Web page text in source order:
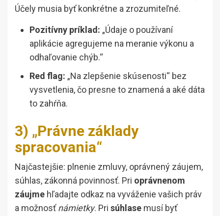
Účely musia byť konkrétne a zrozumiteľné.
Pozitívny príklad: „Údaje o používaní
aplikácie agregujeme na meranie výkonu a
odhaľovanie chýb.“
Red flag: „Na zlepšenie skúsenosti“ bez
vysvetlenia, čo presne to znamená a aké dáta
to zahŕňa.
3) „Právne základy
spracovania“
Najčastejšie: plnenie zmluvy, oprávnený záujem,
súhlas, zákonná povinnosť. Pri oprávnenom
záujme hľadajte odkaz na vyváženie vašich práv
a možnosťnámietky. Pri súhlase musí byť